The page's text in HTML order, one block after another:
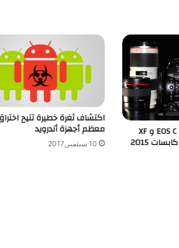
كانون تعرض كاميرات EOS C و XF
اكتشاف ثغرة خطيرة تتيح
معظم أجهزة أندرويد
10 سبتمبر,2017